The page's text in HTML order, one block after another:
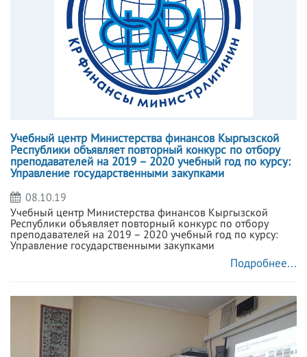
Учебный центр Министерства финансов Кыргызской
Республики объявляет повторный конкурс по отбору
преподавателей на 2019 – 2020 учебный год по курсу:
Управление государственными закупками
08.10.19
Учебный центр Министерства финансов Кыргызской
Республики объявляет повторный конкурс по отбору
преподавателей на 2019 – 2020 учебный год по курсу:
Управление государственными закупками
Подробнее...